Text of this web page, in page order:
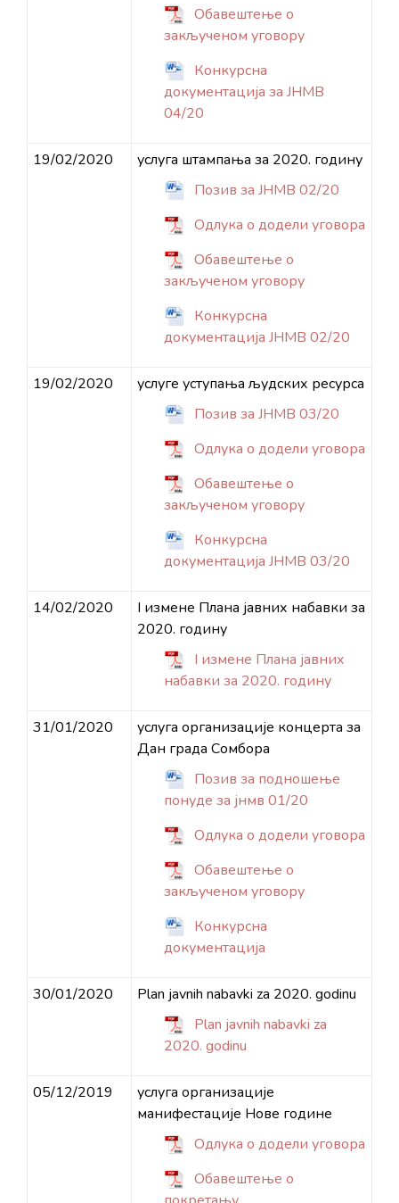
Обавештење о
закљученом уговору
Конкурсна
документација за ЈНМВ
04/20
19/02/2020
услуга штампања за 2020. годину
Позив за ЈНМВ 02/20
Одлука о додели уговора
Обавештење о
закљученом уговору
Конкурсна
документација ЈНМВ 02/20
19/02/2020
услуге уступања људских ресурса
Позив за ЈНМВ 03/20
Одлука о додели уговора
Обавештење о
закљученом уговору
Конкурсна
документација ЈНМВ 03/20
14/02/2020
I измене Плана јавних набавки за
2020. годину
I измене Плана јавних
набавки за 2020. годину
31/01/2020
услуга организације концерта за
Дан града Сомбора
Позив за подношење
понуде за јнмв 01/20
Одлука о додели уговора
Обавештење о
закљученом уговору
Конкурсна
документација
30/01/2020
Plan javnih nabavki za 2020. godinu
Plan javnih nabavki za
2020. godinu
05/12/2019
услуга организације
манифестације Нове године
Одлука о додели уговора
Обавештење о